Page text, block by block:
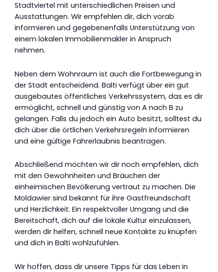
Stadtviertel mit unterschiedlichen Preisen und
Ausstattungen. Wir empfehlen dir, dich vorab
informieren und gegebenenfalls Unterstützung von
einem lokalen Immobilienmakler in Anspruch
nehmen.
Neben dem Wohnraum ist auch die Fortbewegung in
der Stadt entscheidend. Balti verfügt über ein gut
ausgebautes öffentliches Verkehrssystem, das es dir
ermöglicht, schnell und günstig von A nach B zu
gelangen. Falls du jedoch ein Auto besitzt, solltest du
dich über die örtlichen Verkehrsregeln informieren
und eine gültige Fahrerlaubnis beantragen.
Abschließend möchten wir dir noch empfehlen, dich
mit den Gewohnheiten und Bräuchen der
einheimischen Bevölkerung vertraut zu machen. Die
Moldawier sind bekannt für ihre Gastfreundschaft
und Herzlichkeit. Ein respektvoller Umgang und die
Bereitschaft, dich auf die lokale Kultur einzulassen,
werden dir helfen, schnell neue Kontakte zu knüpfen
und dich in Balti wohlzufühlen.
Wir hoffen, dass dir unsere Tipps für das Leben in